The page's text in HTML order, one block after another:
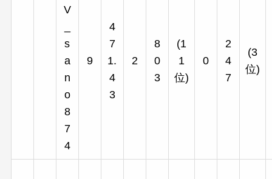
V
s
a
n
o
8
7
4
9
4
7
1.
4
3
2
8
0
3
(1
1
位)
0
2
4
7
(3
位)